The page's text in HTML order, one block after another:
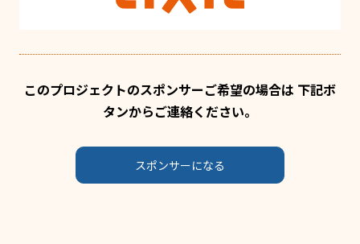
このプロジェクトのスポンサーご希望の場合は 下記ボ
タンからご連絡ください。
スポンサーになる